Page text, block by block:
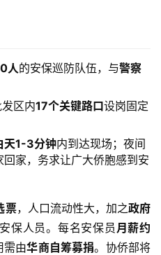
人的安保巡防队伍，与警察
区内17个关键路口设岗固定
天1-3分钟内到达现场；夜间
家，务求让广大侨胞感到安
票，人口流动性大，加之政府
保人员。每名安保员 月薪约
需由华商自筹募捐。协侨部将